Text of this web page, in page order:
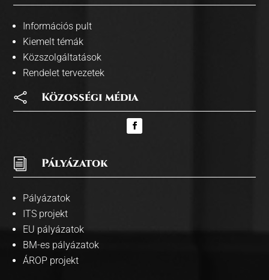
Információs pult
Kiemelt témák
Közszolgáltatások
Rendelet tervezetek
 Közosségi média
i Pályázatok
Pályázatok
ITS projekt
EU pályázatok
BM-es pályázatok
ÁROP projekt